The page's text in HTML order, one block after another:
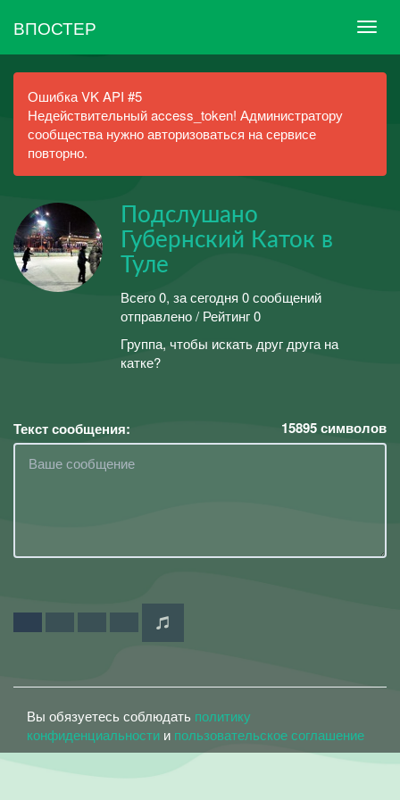
ВПОСТЕР
Ошибка VK API #5
Недействительный access_token! Администратору
сообщества нужно авторизоваться на сервисе
повторно.
Подслушано
Губернский Каток в
Туле
Всего 0, за сегодня 0 сообщений
отправлено / Рейтинг 0
Группа, чтобы искать друг друга на
катке?
Текст сообщения: 15895символов
Вы обязуетесь соблюдать политику
конфиденциальности и пользовательское соглашение